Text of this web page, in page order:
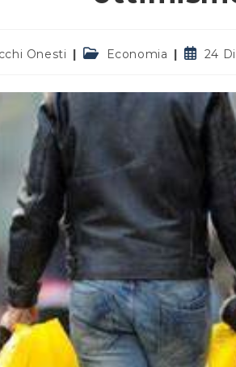
Onesti
Categoria
Economia
Articolo
24